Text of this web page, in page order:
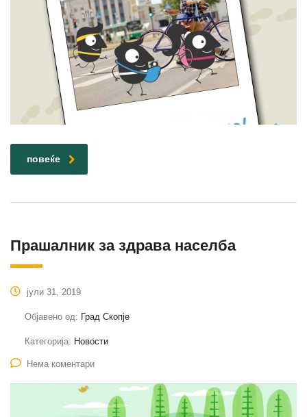
повеќе
Прашалник за здрава населба
јули 31, 2019
Објавено од: Град Скопје
Категорија: Новости
Нема коментари